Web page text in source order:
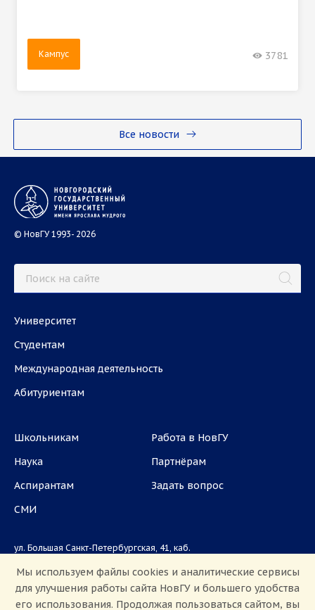
Все новости
Кампус 3781
© НовГУ 1993- 2026
Университет
Студентам
Международная деятельность
Абитуриентам
Школьникам
Наука
Аспирантам
СМИ
Работа в НовГУ
Партнёрам
Задать вопрос
ул. Большая Санкт-Петербургская, 41, каб.
Приемная комиссия: +7(8162)33-20-44
Мы используем файлы cookies и аналитические сервисы
для улучшения работы сайта НовГУ и большего удобства
его использования. Продолжая пользоваться сайтом, вы